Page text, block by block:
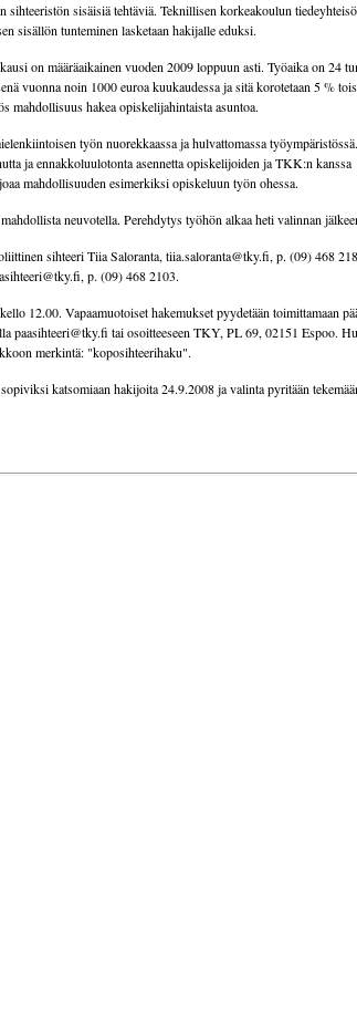
sisäisiä tehtäviä. Teknillisen korkeakoulun
sisällön tunteminen lasketaan hakijalle eduksi.
on määräaikainen vuoden 2009 loppuun asti. Työaika on 24
vuonna noin 1000 euroa kuukaudessa ja sitä korotetaan 5 %
mahdollisuus hakea opiskelijahintaista asuntoa.
työn nuorekkaassa ja hulvattomassa työympäristössä.
ja ennakkoluulotonta asennetta opiskelijoiden ja TKK:n kanssa
mahdollisuuden esimerkiksi opiskeluun työn ohessa.
neuvotella. Perehdytys työhön alkaa heti valinnan
sihteeri Tiia Saloranta, tiia.saloranta@tky.fi, p. (09) 468
, p. (09) 468 2103.
12.00. Vapaamuotoiset hakemukset pyydetään toimittamaan
paasihteeri@tky.fi tai osoitteeseen TKY, PL 69, 02151 Espoo.
merkintä: "koposihteerihaku".
katsomiaan hakijoita 24.9.2008 ja valinta pyritään